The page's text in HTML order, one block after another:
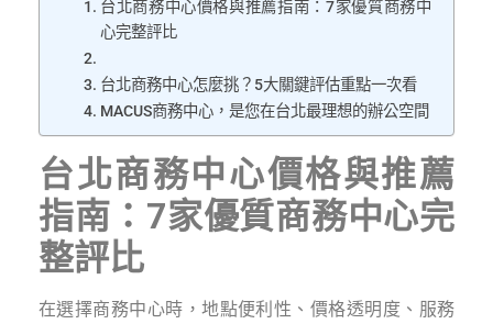
台北商務中心價格與推薦指南：7家優質商務中
心完整評比
台北商務中心怎麼挑？5大關鍵評估重點一次看
MACUS商務中心，是您在台北最理想的辦公空間
台北商務中心價格與推薦
指南：7家優質商務中心完
整評比
在選擇商務中心時，地點便利性、價格透明度、服務